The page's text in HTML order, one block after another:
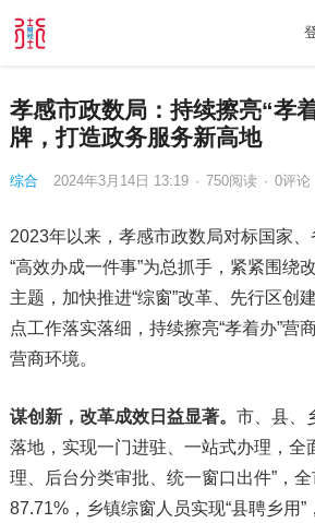
孝感市政数局：持续擦亮“孝
牌，打造政务服务新高地
综合 2024年3月14日 13:19 · 750阅读 · 0评论
2023年以来，孝感市政数局对标国家
“高效办成一件事”为总抓手，紧紧围绕
主题，加快推进“综窗”改革、先行区创
点工作落实落细，持续擦亮“孝着办”营
营商环境。
谋创新，改革成效日益显著。 市、县、
落地，实现一门进驻、一站式办理，全
理、后台分类审批、统一窗口出件”，全
87.71%，乡镇综窗人员实现“县聘乡用